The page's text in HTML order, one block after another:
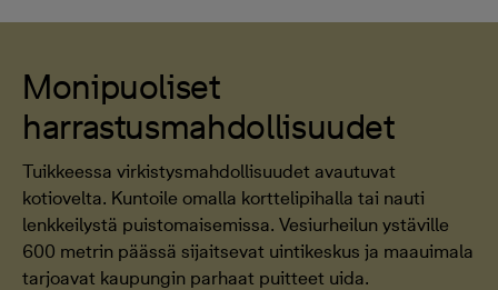
Monipuoliset
harrastusmahdollisuudet
Tuikkeessa virkistysmahdollisuudet avautuvat
kotiovelta. Kuntoile omalla korttelipihalla tai nauti
lenkkeilystä puistomaisemissa. Vesiurheilun ystäville
600 metrin päässä sijaitsevat uintikeskus ja maauimala
tarjoavat kaupungin parhaat puitteet uida.